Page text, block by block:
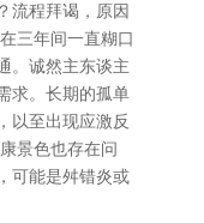
流程拜谒，原因
三年间一直糊口
。诚然主东谈主
求。长期的孤单
以至出现应激反
景色也存在问
可能是舛错炎或